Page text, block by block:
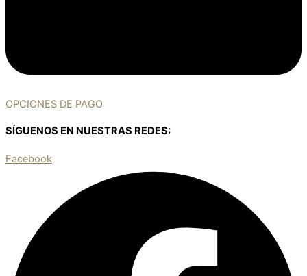
OPCIONES DE PAGO
SÍGUENOS EN NUESTRAS REDES:
Facebook